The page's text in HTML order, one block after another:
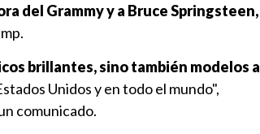
del Grammy y a Bruce Springsteen,
brillantes, sino también modelos a
Unidos y en todo el mundo",
comunicado.